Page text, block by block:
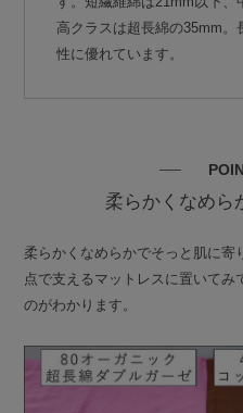
高クラスは超長綿の35mm
性に優れています。
柔らかくなめら
柔らかくなめらかでそっと肌に寄
点で支えるマットレスに置いてみ
のがわかります。